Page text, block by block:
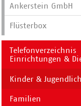
Ankerstein GmbH
Flüsterbox
Telefonverzeichnis
Einrichtungen &
Kinder &
Familien